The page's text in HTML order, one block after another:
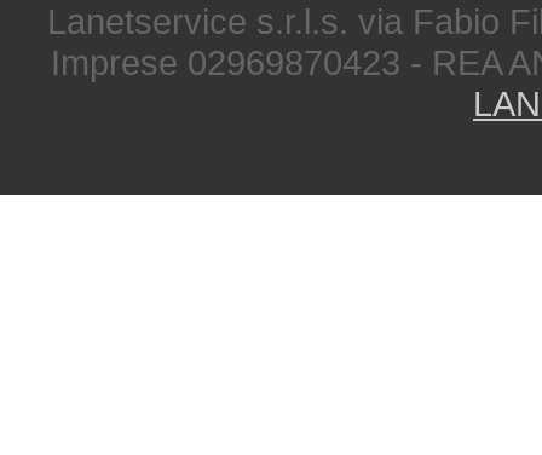
Lanetservice s.r.l.s. via Fabio
Imprese 02969870423 - REA